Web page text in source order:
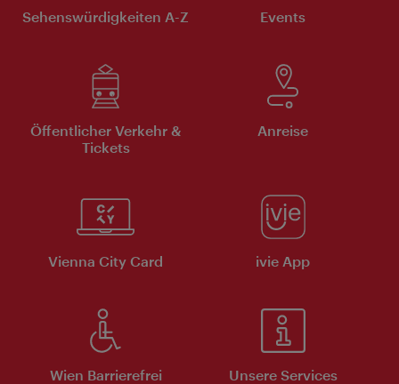
Sehenswürdigkeiten A-Z Events
Öffentlicher Verkehr &
Tickets
Anreise
Vienna City Card ivie App
Wien Barrierefrei Unsere Services